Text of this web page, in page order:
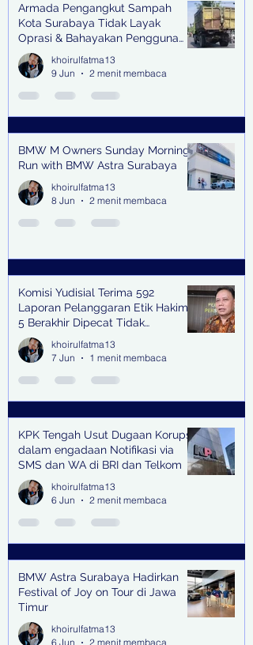
Armada Pengangkut Sampah
Kota Surabaya Tidak Layak
Oprasi & Bahayakan Pengguna
Jalan
khoirulfatma13
9 Jun
2 menit membaca
BMW M Owners Sunday Morning
Run with BMW Astra Surabaya
khoirulfatma13
8 Jun
2 menit membaca
Komisi Yudisial Terima 592
Laporan Pelanggaran Etik Hakim,
5 Berakhir Dipecat Tidak
Terhormat
khoirulfatma13
7 Jun
1 menit membaca
KPK Tengah Usut Dugaan Korupsi
dalam engadaan Notifikasi via
SMS dan WA di BRI dan Telkom
khoirulfatma13
6 Jun
2 menit membaca
BMW Astra Surabaya Hadirkan
Festival of Joy on Tour di Jawa
Timur
khoirulfatma13
6 Jun
2 menit membaca